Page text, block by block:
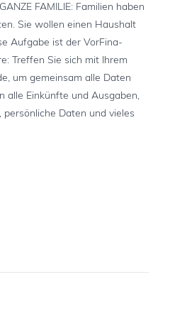
FAMILIE: Familien haben
Sie wollen einen Haushalt
Aufgabe ist der VorFina-
Treffen Sie sich mit Ihrem
um gemeinsam alle Daten
alle Einkünfte und Ausgaben,
Daten und vieles